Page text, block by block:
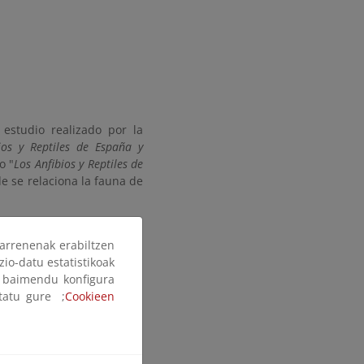
realizado por la
y Reptiles de España y
"Los Anfibios y Reptiles de
se relaciona la fauna de
erabiltzen
datu estatistikoak
konfigura
gure ;Cookieen